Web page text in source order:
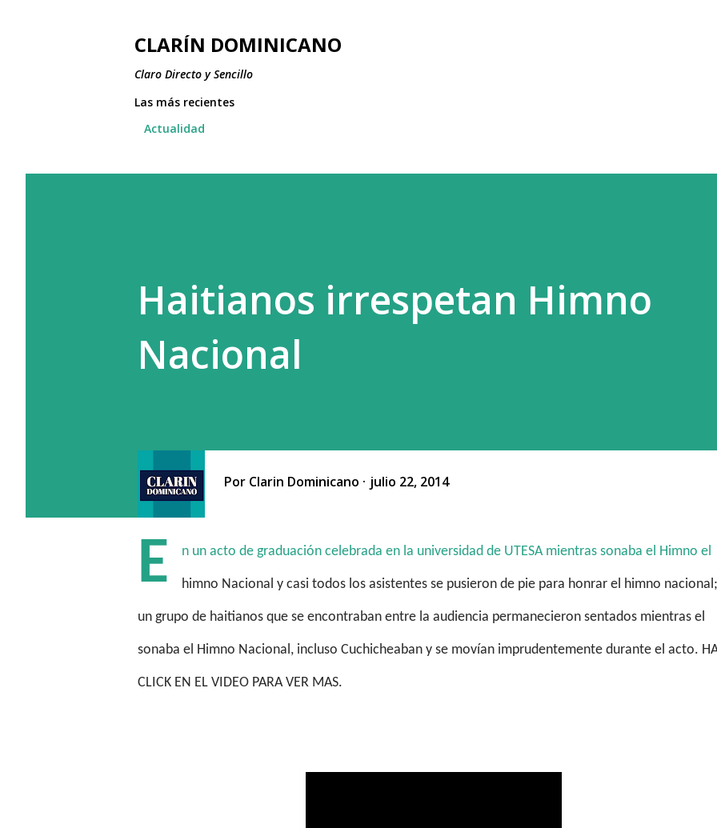
CLARÍN DOMINICANO
Claro Directo y Sencillo
Las más recientes
Actualidad
Haitianos irrespetan Himno
Nacional
Por Clarin Dominicano julio 22, 2014
E n un acto de graduación celebrada en la universidad de UTESA mientras sonaba el Himno el
himno Nacional y casi todos los asistentes se pusieron de pie para honrar el himno nacional;
un grupo de haitianos que se encontraban entre la audiencia permanecieron sentados mientras el
sonaba el Himno Nacional, incluso Cuchicheaban y se movían imprudentemente durante el acto.
CLICK EN EL VIDEO PARA VER MAS.